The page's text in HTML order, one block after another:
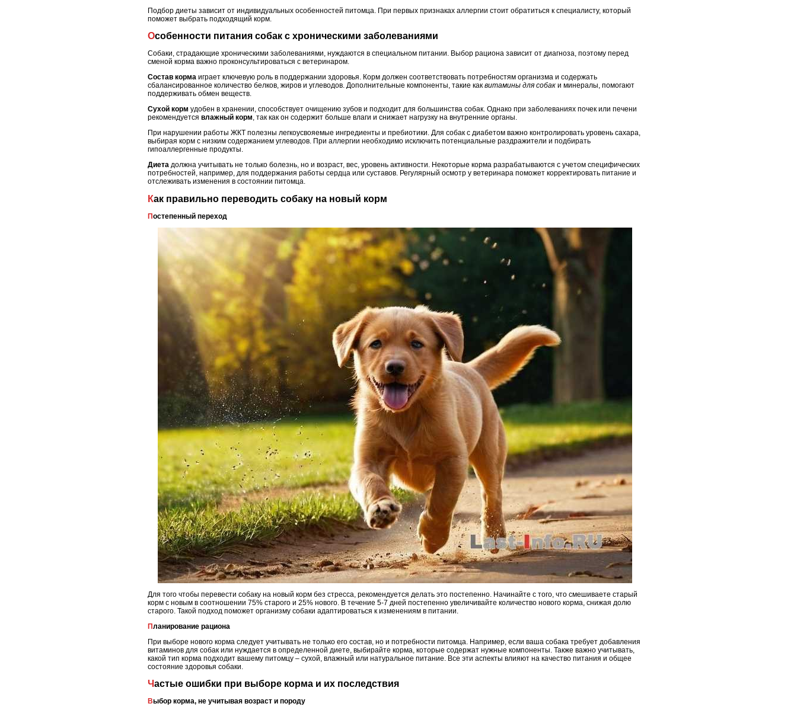
Подбор диеты зависит от индивидуальных особенностей питомца. При первых признаках аллергии стоит обратиться к специалисту, который
поможет выбрать подходящий корм.
Особенности питания собак с хроническими заболеваниями
Собаки, страдающие хроническими заболеваниями, нуждаются в специальном питании. Выбор рациона зависит от диагноза, поэтому перед
сменой корма важно проконсультироваться с ветеринаром.
Состав корма играет ключевую роль в поддержании здоровья. Корм должен соответствовать потребностям организма и содержать
сбалансированное количество белков, жиров и углеводов. Дополнительные компоненты, такие как витамины для собак и минералы, помогают
поддерживать обмен веществ.
Сухой корм удобен в хранении, способствует очищению зубов и подходит для большинства собак. Однако при заболеваниях почек или печени
рекомендуется влажный корм, так как он содержит больше влаги и снижает нагрузку на внутренние органы.
При нарушении работы ЖКТ полезны легкоусвояемые ингредиенты и пребиотики. Для собак с диабетом важно контролировать уровень сахара,
выбирая корм с низким содержанием углеводов. При аллергии необходимо исключить потенциальные раздражители и подбирать
гипоаллергенные продукты.
Диета должна учитывать не только болезнь, но и возраст, вес, уровень активности. Некоторые корма разрабатываются с учетом специфических
потребностей, например, для поддержания работы сердца или суставов. Регулярный осмотр у ветеринара поможет корректировать питание и
отслеживать изменения в состоянии питомца.
Как правильно переводить собаку на новый корм
Постепенный переход
Для того чтобы перевести собаку на новый корм без стресса, рекомендуется делать это постепенно. Начинайте с того, что смешиваете старый
корм с новым в соотношении 75% старого и 25% нового. В течение 5-7 дней постепенно увеличивайте количество нового корма, снижая долю
старого. Такой подход поможет организму собаки адаптироваться к изменениям в питании.
Планирование рациона
При выборе нового корма следует учитывать не только его состав, но и потребности питомца. Например, если ваша собака требует добавления
витаминов для собак или нуждается в определенной диете, выбирайте корма, которые содержат нужные компоненты. Также важно учитывать,
какой тип корма подходит вашему питомцу – сухой, влажный или натуральное питание. Все эти аспекты влияют на качество питания и общее
состояние здоровья собаки.
Частые ошибки при выборе корма и их последствия
Выбор корма, не учитывая возраст и породу